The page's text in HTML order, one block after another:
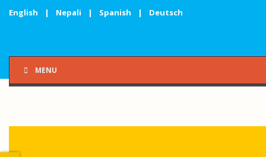
English | Nepali | Spanish | Deutsch
MENU